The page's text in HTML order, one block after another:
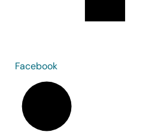
Facebook